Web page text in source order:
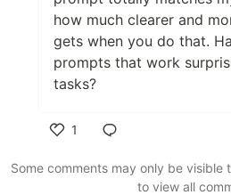
how much clearer and
gets when you do that.
prompts that work
tasks?
1
Some comments may only be visible
to view all